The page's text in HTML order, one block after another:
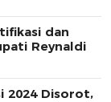
dan
Reynaldi
2024 Disorot,